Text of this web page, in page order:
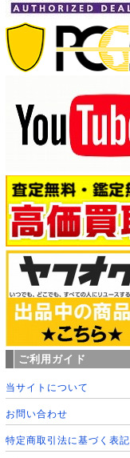
ご利用ガイド
当サイトについて
お問い合わせ
特定商取引法に基づく表記